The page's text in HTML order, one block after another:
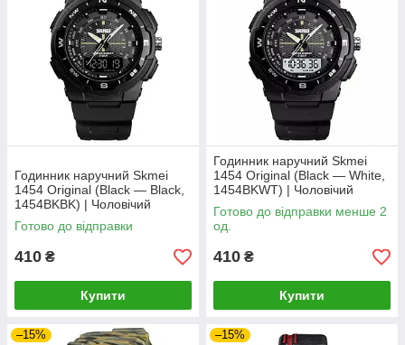
Годинник наручний Skmei
1454 Original (Black — Black,
1454BKBK) | Чоловічий
наручний годинник
Готово до відправки
410 ₴
Купити
Годинник наручний Skmei
1454 Original (Black — White,
1454BKWT) | Чоловічий
наручний годинник
Готово до відправки менше 2
од.
410 ₴
Купити
–15% –15%